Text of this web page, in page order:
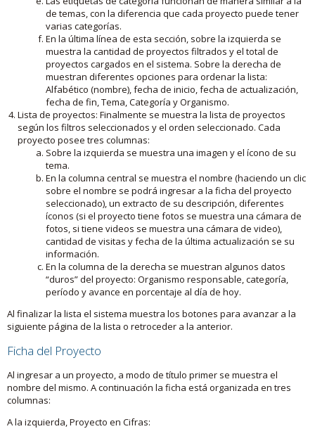
de temas, con la diferencia que cada proyecto puede tener
varias categorías.
En la última línea de esta sección, sobre la izquierda se
muestra la cantidad de proyectos filtrados y el total de
proyectos cargados en el sistema. Sobre la derecha de
muestran diferentes opciones para ordenar la lista:
Alfabético (nombre), fecha de inicio, fecha de actualización,
fecha de fin, Tema, Categoría y Organismo.
Lista de proyectos: Finalmente se muestra la lista de proyectos
según los filtros seleccionados y el orden seleccionado. Cada
proyecto posee tres columnas:
Sobre la izquierda se muestra una imagen y el ícono de su
tema.
En la columna central se muestra el nombre (haciendo un clic
sobre el nombre se podrá ingresar a la ficha del proyecto
seleccionado), un extracto de su descripción, diferentes
íconos (si el proyecto tiene fotos se muestra una cámara de
fotos, si tiene videos se muestra una cámara de video),
cantidad de visitas y fecha de la última actualización se su
información.
En la columna de la derecha se muestran algunos datos
“duros” del proyecto: Organismo responsable, categoría,
período y avance en porcentaje al día de hoy.
Al finalizar la lista el sistema muestra los botones para avanzar a la
siguiente página de la lista o retroceder a la anterior.
Ficha del Proyecto
Al ingresar a un proyecto, a modo de título primer se muestra el
nombre del mismo. A continuación la ficha está organizada en tres
columnas:
A la izquierda, Proyecto en Cifras: